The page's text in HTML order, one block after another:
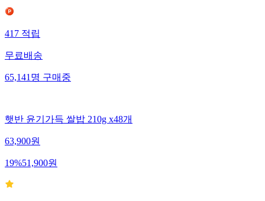
417적립
무료배송
65,141명구매중
햇반 윤기가득 쌀밥 210g x48개
63,900원
19%51,900원